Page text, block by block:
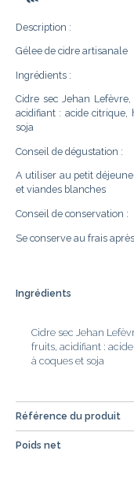
Description :
Gélee de cidre artisanale
Ingrédients :
Cidre sec Jehan
acidifiant : acide
soja
Conseil de dégustation :
A utiliser au petit
et viandes blanches
Conseil de conservation :
Se conserve au frais
Ingrédients
Cidre sec Jehan
fruits, acidifiant :
à coques et soja
Référence du produit
Poids net